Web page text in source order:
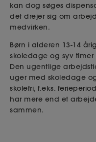
kan dog søges
det drejer sig om
medvirken.
Børn i alderen 13-14
skoledage og syv
Den ugentlige
uger med skoledage
skolefri, f.eks.
har mere end et
sammen.